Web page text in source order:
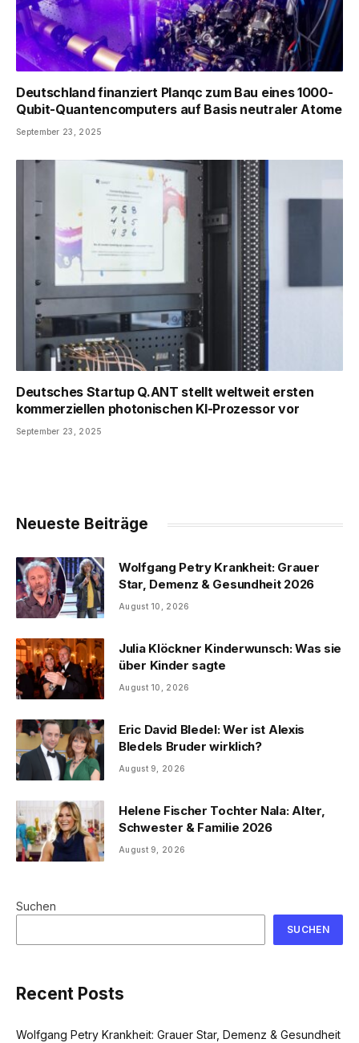
Deutschland finanziert Planqc zum Bau eines 1000-
Qubit-Quantencomputers auf Basis neutraler Atome
September 23, 2025
Deutsches Startup Q.ANT stellt weltweit ersten
kommerziellen photonischen KI-Prozessor vor
September 23, 2025
Neueste Beiträge
Wolfgang Petry Krankheit: Grauer
Star, Demenz & Gesundheit 2026
August 10, 2026
Julia Klöckner Kinderwunsch: Was sie
über Kinder sagte
August 10, 2026
Eric David Bledel: Wer ist Alexis
Bledels Bruder wirklich?
August 9, 2026
Helene Fischer Tochter Nala: Alter,
Schwester & Familie 2026
August 9, 2026
Suchen
SUCHEN
Recent Posts
Wolfgang Petry Krankheit: Grauer Star, Demenz & Gesundheit